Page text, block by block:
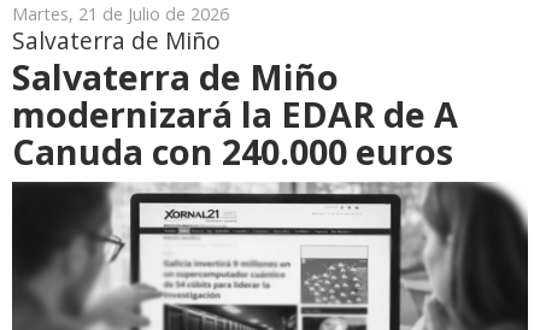
Martes, 21 de Julio de 2026
Salvaterra de Miño
Salvaterra de Miño
modernizará la EDAR de A
Canuda con 240.000 euros